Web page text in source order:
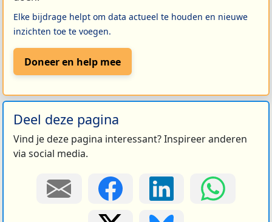
Elke bijdrage helpt om data actueel te houden en nieuwe
inzichten toe te voegen.
Doneer en help mee
Deel deze pagina
Vind je deze pagina interessant? Inspireer anderen
via social media.